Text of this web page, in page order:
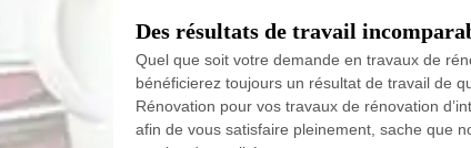
Des résultats de travail
Quel que soit votre demande en travaux de
bénéficierez toujours un résultat de travail de
Rénovation pour vos travaux de rénovation
afin de vous satisfaire pleinement, sache que